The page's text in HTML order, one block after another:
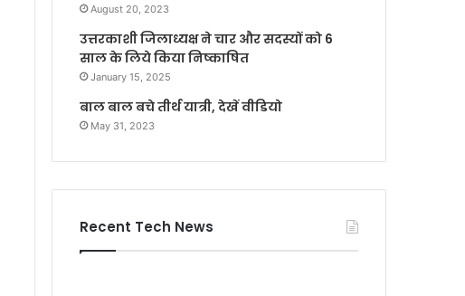
August 20, 2023
उत्तरकाशी जिलाध्यक्ष ने चार और सदस्यों को 6
साल के लिये किया निष्काषित
January 15, 2025
बाल बाल बचे तीर्थ यात्री, देखें वीडियो
May 31, 2023
Recent Tech News